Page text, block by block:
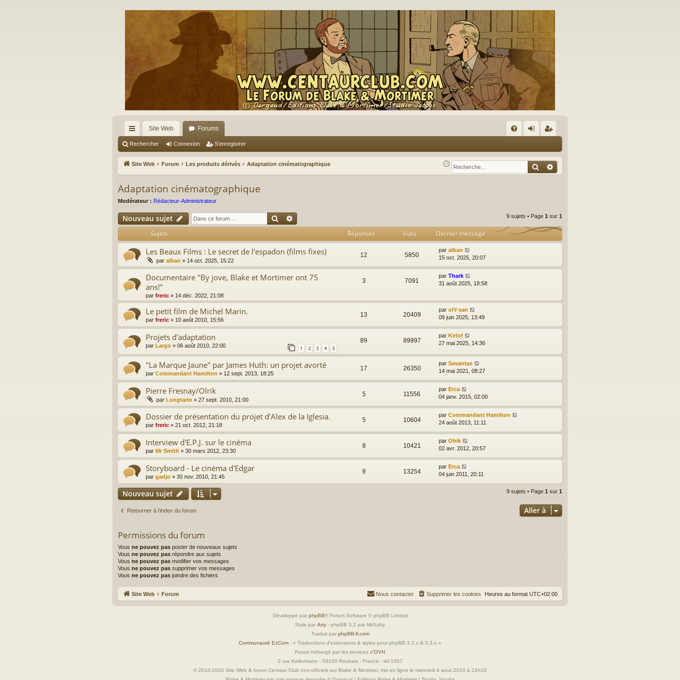
cc
ès
ra
pi
de
Site Web Forums
Q ne
xi
nr
eg
r
Rechercher Connexion S’enregistrer
Site Web Forum Les produits dérivés Adaptation cinématographique Rechercher
Recherche avancée
Adaptation cinématographique
Modérateur : Rédacteur-Administrateur
Nouveau sujet Rechercher 9 sujets • Page 1 sur 1
Sujets Réponses Vues Dernier message
Les Beaux Films : Le secret de l'espadon (films fixes)
par alban » 14 oct. 2025, 15:22
12 5850
par alban
15 oct. 2025, 20:07
Documentaire "By jove, Blake et Mortimer ont 75
ans!"
par freric » 14 déc. 2022, 21:08
3 7091
par Thark
31 août 2025, 18:58
Le petit film de Michel Marin.
par freric » 10 août 2010, 15:56
13 20409
par olY-san
09 juin 2025, 13:49
Projets d'adaptation
par Largo » 06 août 2010, 22:00 1 2 3 4 5
89 89997
par Kirlof
27 mai 2025, 14:36
"La Marque Jaune" par James Huth: un projet avorté
par Commandant Hamilton » 12 sept. 2013, 18:25
17 26350
par Savantas
14 mai 2021, 08:27
Pierre Fresnay/Olrik
par Longtarin » 27 sept. 2010, 21:00
5 11556
par Erca
04 janv. 2015, 02:00
Dossier de présentation du projet d'Alex de la Iglesia.
par freric » 21 oct. 2012, 21:18
5 10604
par Commandant Hamilton
24 août 2013, 11:11
Interview d'E.P.J. sur le cinéma
par Mr Smith » 30 mars 2012, 23:30
8 10421
par Olrik
02 avr. 2012, 20:57
Storyboard - Le cinéma d'Edgar
par gadjo » 30 nov. 2010, 21:45
9 13254
par Erca
04 juin 2011, 20:11
Nouveau sujet 9 sujets • Page 1 sur 1
Retourner à l’index du forum Aller à
Permissions du forum
Vous ne pouvez pas poster de nouveaux sujets
Vous ne pouvez pas répondre aux sujets
Vous ne pouvez pas modifier vos messages
Vous ne pouvez pas supprimer vos messages
Vous ne pouvez pas joindre des fichiers
Site Web Forum Heures au format UTC+02:00
Supprimer les cookies
Nous contacter
Développé par phpBB® Forum Software © phpBB Limited
Style par Arty - phpBB 3.2 par MrGaby
Traduit par phpBB-fr.com
Communauté EzCom : « Traductions d'extensions & styles pour phpBB 3.2.x & 3.3.x »
Forum hébergé par les services d’OVH
2 rue Kellermann - 59100 Roubaix - France - tél 1007
© 2010-2020 Site Web & forum Centaur Club non-officiels sur Blake & Mortimer, mis en ligne le mercredi 4 aout 2010 à 22h10